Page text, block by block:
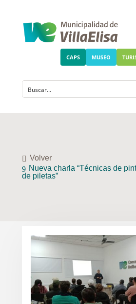
CAPS MUSEO
Volver
Nueva charla “Técnicas de
de piletas”